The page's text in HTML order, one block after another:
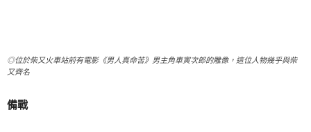
◎位於柴又火車站前有電影《男人真命苦》男主角車寅次郎的雕像，這位人物幾乎與柴
又齊名
備戰